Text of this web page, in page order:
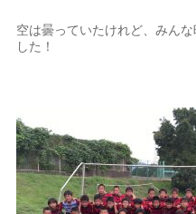
空は曇っていたけれど、みん
した！